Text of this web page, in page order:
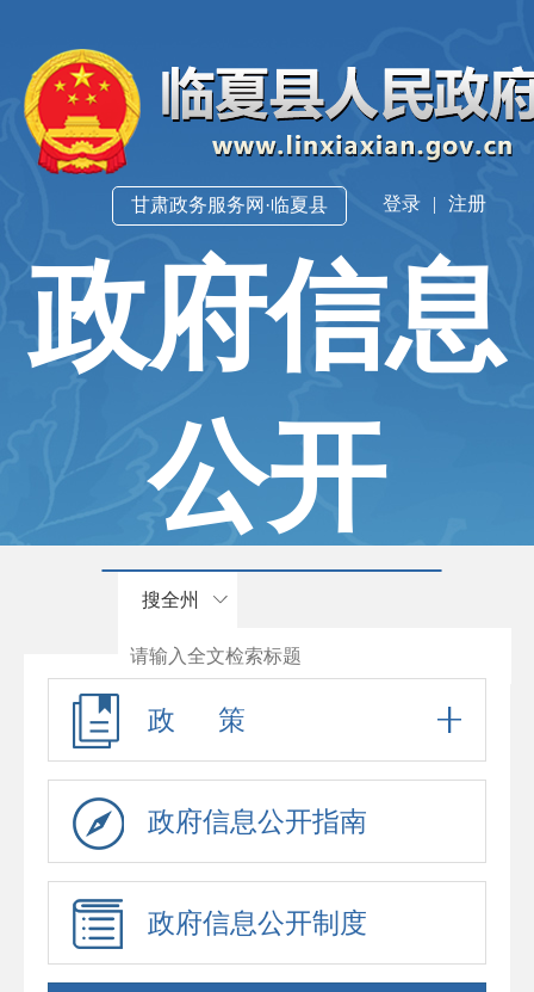
登录 | 注册
甘肃政务服务网·临夏县
政府信息
公开
搜全州
政 策
政府信息公开指南
政府信息公开制度